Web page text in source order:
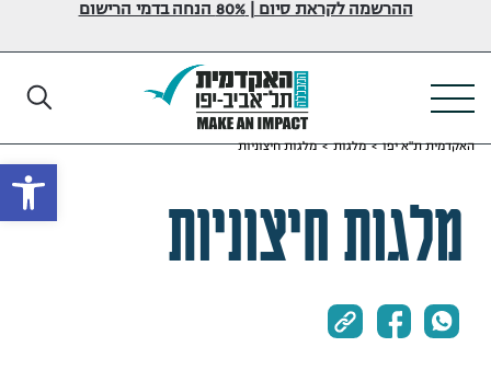
ההרשמה לקראת סיום | 80% הנחה בדמי הרישום
האקדמית ת"א יפו>מלגות>מלגות חיצוניות
מלגות חיצוניות